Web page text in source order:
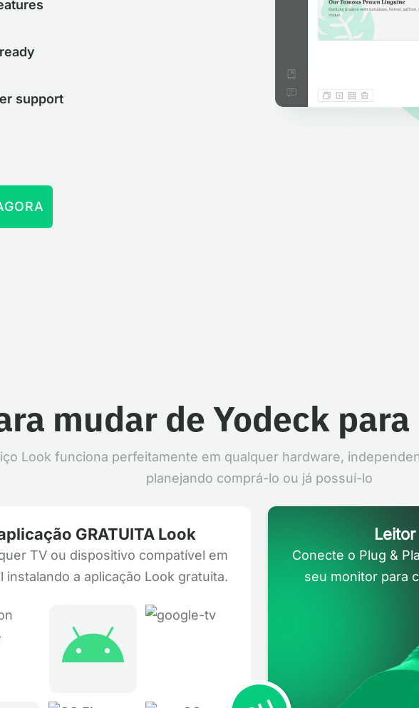
support
mudar de Yodeck para
Look funciona perfeitamente em qualquer hardware,
planejando comprá-lo ou já possuí-lo
GRATUITA Look
TV ou dispositivo compatível em
instalando a aplicação Look gratuita.
Conecte o Plug &
seu monitor para